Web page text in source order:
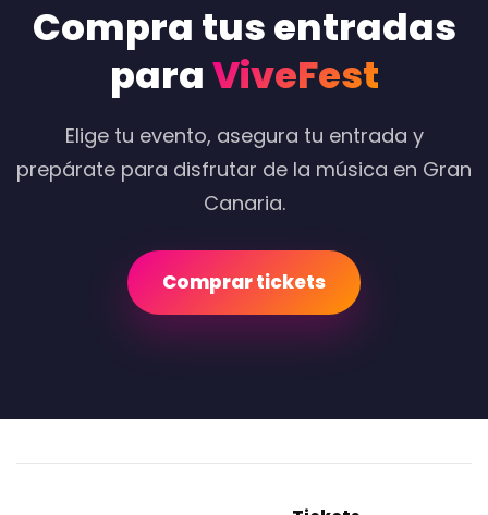
Compra tus entradas
paraViveFest
Elige tu evento, asegura tu entrada y
prepárate para disfrutar de la música en Gran
Canaria.
Comprar tickets